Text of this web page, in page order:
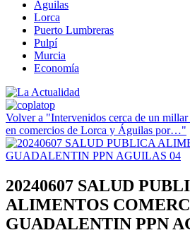
Águilas
Lorca
Puerto Lumbreras
Pulpí
Murcia
Economía
Volver a "Intervenidos cerca de un
en comercios de Lorca y Águilas por…"
20240607 SALUD
ALIMENTOS
GUADALENTIN PPN